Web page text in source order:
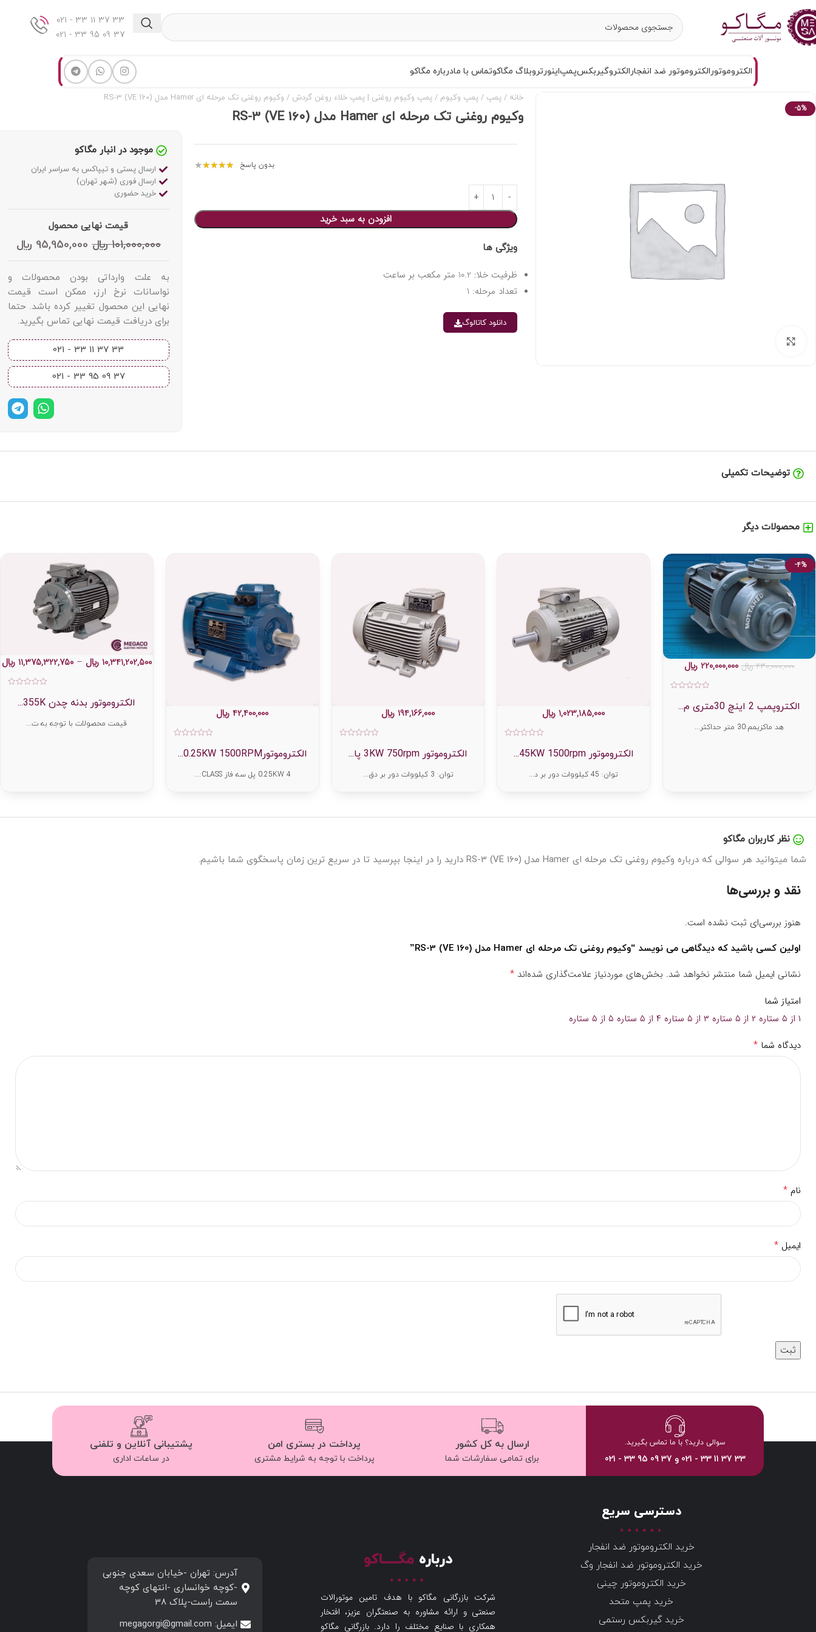
33 37 11 33 - 021
37 09 95 33 - 021
الکتروموتورالکتروموتور ضد انفجارالکتروگیربکسپمپاینورتروبلاگ مگاکوتماس با مادرباره مگاکو
-5%
خانه پمپ پمپ وکیوم پمپ وکیوم روغنی | پمپ خلاء روغن گردش وکیوم روغنی تک مرحله ای Hamer مدل RS-3 (VE 160)
وکیوم روغنی تک مرحله ای Hamer مدل RS-3 (VE 160)
بدون پاسخ ★
★
★
★
★
افزودن به سبد خرید
ویژگی ها
ظرفیت خلا: 10.2 متر مکعب بر ساعت
تعداد مرحله: 1
دانلود کاتالوگ
موجود در انبار مگاکو
ارسال پستی و تیپاکس به سراسر ایران
ارسال فوری (شهر تهران)
خرید حضوری
قیمت نهایی محصول
101,000,000 ﷼ 95,950,000 ﷼
به علت وارداتی بودن محصولات و
نواسانات نرخ ارز، ممکن است قیمت
نهایی این محصول تغییر کرده باشد. حتما
برای دریافت قیمت نهایی تماس بگیرید.
33 37 11 33 - 021​
37 09 95 33 - 021​
توضیحات تکمیلی
محصولات دیگر
-4%
الکتروپمپ 2 اینچ 30متری م...
230,000,000﷼ 220,000,000 ﷼
هد ماکزیمم:30 متر حداکثر...
الکتروموتور 45KW 1500rpm...
1,023,185,000 ﷼
توان: 45 کیلووات دور بر د...
الکتروموتور 3KW 750rpm پا...
194,166,000 ﷼
توان: 3 کیلووات دور بر دق...
الکتروموتور0.25KW 1500RPM...
42,400,000 ﷼
0.25KW 4 پل سه فاز CLASS:...
الکتروموتور بدنه چدن 355K...
10,341,202,500 ﷼ –
11,375,322,750 ﷼
قیمت محصولات با توجه به ت...
نظر کاربران مگاکو
شما میتوانید هر سوالی که درباره وکیوم روغنی تک مرحله ای Hamer مدل RS-3 (VE 160) دارید را در اینجا بپرسید تا در سریع ترین زمان پاسخگوی شما باشیم.
نقد و بررسی‌ها
هنوز بررسی‌ای ثبت نشده است.
اولین کسی باشید که دیدگاهی می نویسد “وکیوم روغنی تک مرحله ای Hamer مدل RS-3 (VE 160)”
نشانی ایمیل شما منتشر نخواهد شد. بخش‌های موردنیاز علامت‌گذاری شده‌اند *
امتیاز شما
۱ از ۵ ستاره
۲ از ۵ ستاره ۳ از ۵ ستاره ۴ از ۵ ستاره
۵ از ۵ ستاره
دیدگاه شما *
نام *
ایمیل *
سوالی دارید؟ با ما تماس بگیرید.
33 37 11 33 - 021 و 37 09 95 33 - 021
ارسال به کل کشور
برای تمامی سفارشات شما
پرداخت در بستری امن
پرداخت با توجه به شرایط مشتری
پشتیبانی آنلاین و تلفنی
در ساعات اداری
دسترسی سریع
خرید الکتروموتور ضد انفجار
خرید الکتروموتور ضد انفجار وگ
خرید الکتروموتور چینی
خرید پمپ متحد
خرید گیربکس رستمی
درباره مگـــــاکو
شرکت بازرگانی مگاکو با هدف تامین موتورالات
صنعتی و ارائه مشاوره به صنعتگران عزیز، افتخار
همکاری با صنایع مختلف را دارد. بازرگانی مگاکو
آدرس: تهران -خیابان سعدی جنوبی
-کوچه خوانساری -انتهای کوچه
سمت راست-پلاک 38
ایمیل: megagorgi@gmail.com